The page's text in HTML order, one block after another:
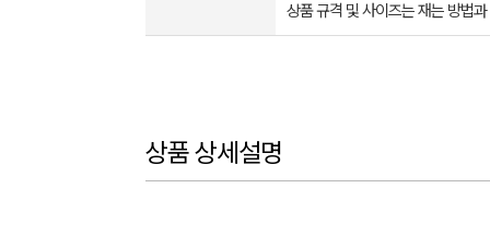
상품 규격 및 사이즈는 재는 방법
상품 상세설명